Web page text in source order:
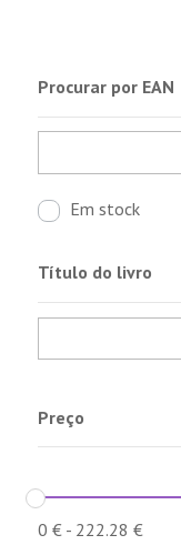
Procurar por EAN
Em stock
Título do livro
Preço
0 €- 222.28 €